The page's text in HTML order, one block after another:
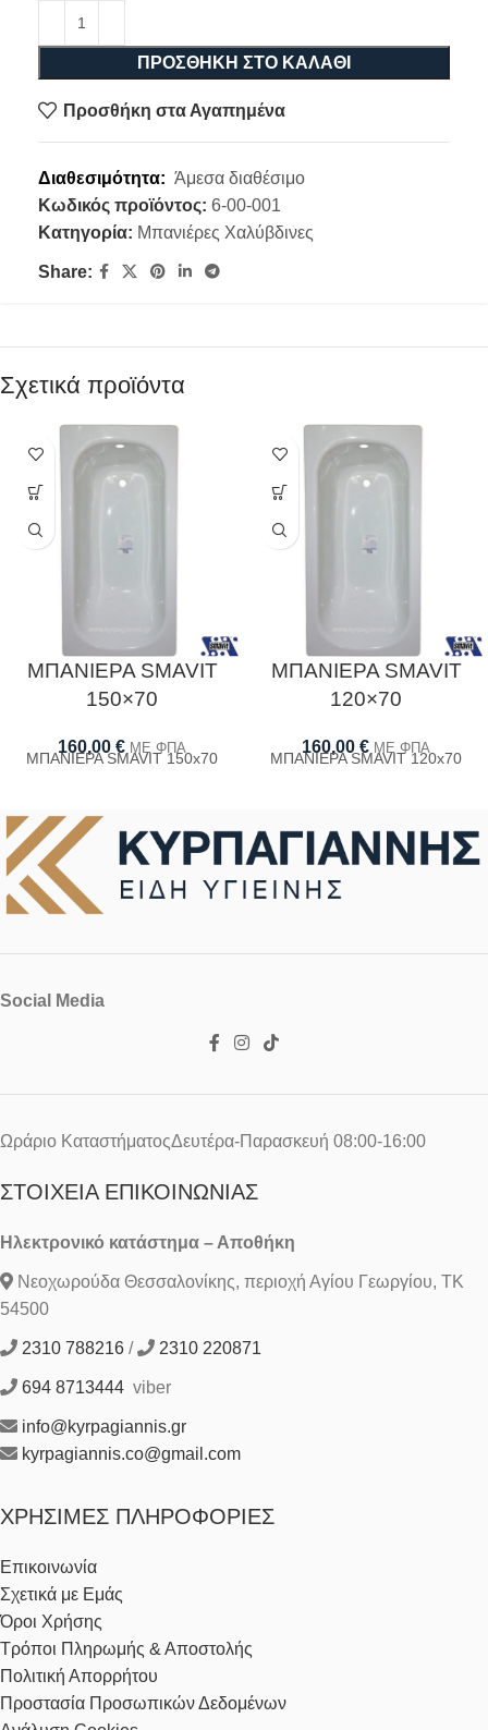
ΠΡΟΣΘΉΚΗ ΣΤΟ ΚΑΛΆΘΙ
Προσθήκη στα Αγαπημένα
Διαθεσιμότητα: Άμεσα διαθέσιμο
Κωδικός προϊόντος: 6-00-001
Κατηγορία: Μπανιέρες Χαλύβδινες
Share:
Σχετικά προϊόντα
ΜΠΑΝΙΕΡΑ SMAVIT
150×70
160,00 € ΜΕ ΦΠΑ
ΜΠΑΝΙΕΡΑ SMAVIT 150x70
ΜΠΑΝΙΕΡΑ SMAVIT
120×70
160,00 € ΜΕ ΦΠΑ
ΜΠΑΝΙΕΡΑ SMAVIT 120x70
Social Media
Ωράριο ΚαταστήματοςΔευτέρα-Παρασκευή 08:00-16:00
ΣΤΟΙΧΕΊΑ ΕΠΙΚΟΙΝΩΝΊΑΣ
Ηλεκτρονικό κατάστημα – Αποθήκη
Νεοχωρούδα Θεσσαλονίκης, περιοχή Αγίου Γεωργίου, ΤΚ
54500
2310 788216 / 2310 220871
694 8713444 viber
info@kyrpagiannis.gr
kyrpagiannis.co@gmail.com
ΧΡΉΣΙΜΕΣ ΠΛΗΡΟΦΟΡΊΕΣ
Επικοινωνία
Σχετικά με Εμάς
Όροι Χρήσης
Τρόποι Πληρωμής & Αποστολής
Πολιτική Απορρήτου
Προστασία Προσωπικών Δεδομένων